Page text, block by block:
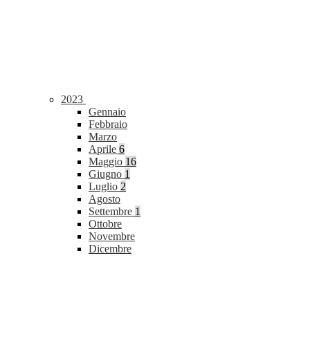
2023
Gennaio
Febbraio
Marzo
Aprile 6
Maggio 16
Giugno 1
Luglio 2
Agosto
Settembre 1
Ottobre
Novembre
Dicembre